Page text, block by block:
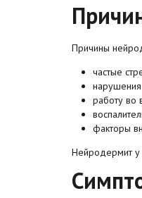
Причины
частые
работу во
факторы
Нейродермит у